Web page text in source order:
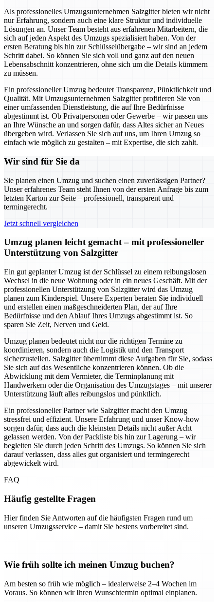
Als professionelles Umzugsunternehmen Salzgitter bieten wir nicht
nur Erfahrung, sondern auch eine klare Struktur und individuelle
Lösungen an. Unser Team besteht aus erfahrenen Mitarbeitern, die
sich auf jeden Aspekt des Umzugs spezialisiert haben. Von der
ersten Beratung bis hin zur Schlüsselübergabe – wir sind an jedem
Schritt dabei. So können Sie sich voll und ganz auf den neuen
Lebensabschnitt konzentrieren, ohne sich um die Details kümmern
zu müssen.
Ein professioneller Umzug bedeutet Transparenz, Pünktlichkeit und
Qualität. Mit Umzugsunternehmen Salzgitter profitieren Sie von
einer umfassenden Dienstleistung, die auf Ihre Bedürfnisse
abgestimmt ist. Ob Privatpersonen oder Gewerbe – wir passen uns
an Ihre Wünsche an und sorgen dafür, dass Altes sicher an Neues
übergeben wird. Verlassen Sie sich auf uns, um Ihren Umzug so
einfach wie möglich zu gestalten – mit Expertise, die sich zahlt.
Wir sind für Sie da
Sie planen einen Umzug und suchen einen zuverlässigen Partner?
Unser erfahrenes Team steht Ihnen von der ersten Anfrage bis zum
letzten Karton zur Seite – professionell, transparent und
termingerecht.
Jetzt schnell vergleichen
Umzug planen leicht gemacht – mit professioneller
Unterstützung von Salzgitter
Ein gut geplanter Umzug ist der Schlüssel zu einem reibungslosen
Wechsel in die neue Wohnung oder in ein neues Geschäft. Mit der
professionellen Unterstützung von Salzgitter wird das Umzug
planen zum Kinderspiel. Unsere Experten beraten Sie individuell
und erstellen einen maßgeschneiderten Plan, der auf Ihre
Bedürfnisse und den Ablauf Ihres Umzugs abgestimmt ist. So
sparen Sie Zeit, Nerven und Geld.
Umzug planen bedeutet nicht nur die richtigen Termine zu
koordinieren, sondern auch die Logistik und den Transport
sicherzustellen. Salzgitter übernimmt diese Aufgaben für Sie, sodass
Sie sich auf das Wesentliche konzentrieren können. Ob die
Abwicklung mit dem Vermieter, die Terminplanung mit
Handwerkern oder die Organisation des Umzugstages – mit unserer
Unterstützung läuft alles reibungslos und pünktlich.
Ein professioneller Partner wie Salzgitter macht den Umzug
stressfrei und effizient. Unsere Erfahrung und unser Know-how
sorgen dafür, dass auch die kleinsten Details nicht außer Acht
gelassen werden. Von der Packliste bis hin zur Lagerung – wir
begleiten Sie durch jeden Schritt des Umzugs. So können Sie sich
darauf verlassen, dass alles gut organisiert und termingerecht
abgewickelt wird.
FAQ
Häufig gestellte Fragen
Hier finden Sie Antworten auf die häufigsten Fragen rund um
unseren Umzugsservice – damit Sie bestens vorbereitet sind.
Wie früh sollte ich meinen Umzug buchen?
Am besten so früh wie möglich – idealerweise 2–4 Wochen im
Voraus. So können wir Ihren Wunschtermin optimal einplanen.